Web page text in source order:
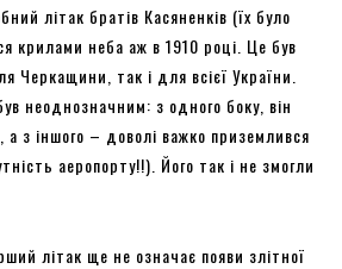
літак братів Касяненків (їх було
крилами неба аж в 1910 році. Це був
Черкащини, так і для всієї України.
неоднозначним: з одного боку, він
а з іншого – доволі важко приземлився
аеропорту!!). Його так і не змогли
літак ще не означає появи злітної